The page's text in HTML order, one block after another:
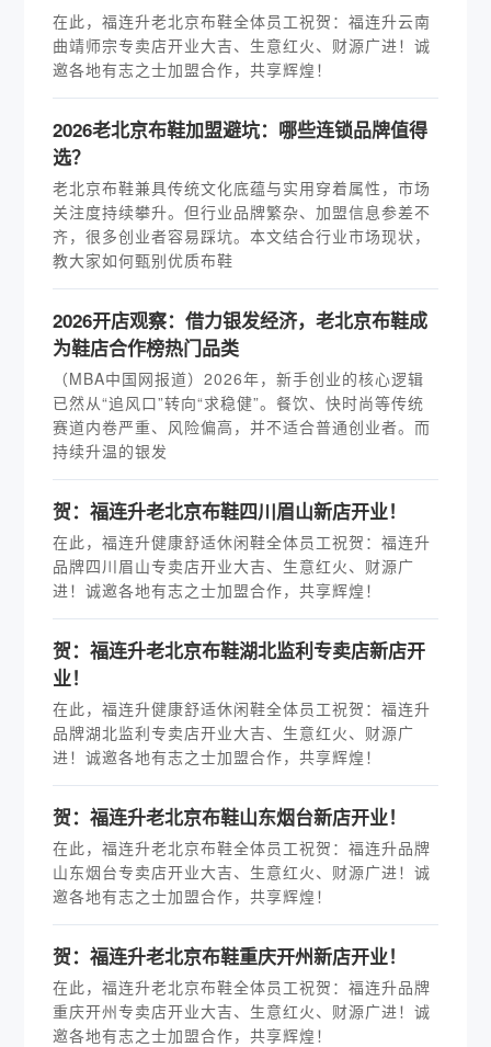
在此，福连升老北京布鞋全体员工祝贺：福连升云南
曲靖师宗专卖店开业大吉、生意红火、财源广进！诚
邀各地有志之士加盟合作，共享辉煌！
2026老北京布鞋加盟避坑：哪些连锁品牌值得
选？
老北京布鞋兼具传统文化底蕴与实用穿着属性，市场
关注度持续攀升。但行业品牌繁杂、加盟信息参差不
齐，很多创业者容易踩坑。本文结合行业市场现状，
教大家如何甄别优质布鞋
2026开店观察：借力银发经济，老北京布鞋成
为鞋店合作榜热门品类
（MBA中国网报道）2026年，新手创业的核心逻辑
已然从“追风口”转向“求稳健”。餐饮、快时尚等传统
赛道内卷严重、风险偏高，并不适合普通创业者。而
持续升温的银发
贺：福连升老北京布鞋四川眉山新店开业！
在此，福连升健康舒适休闲鞋全体员工祝贺：福连升
品牌四川眉山专卖店开业大吉、生意红火、财源广
进！诚邀各地有志之士加盟合作，共享辉煌！
贺：福连升老北京布鞋湖北监利专卖店新店开
业！
在此，福连升健康舒适休闲鞋全体员工祝贺：福连升
品牌湖北监利专卖店开业大吉、生意红火、财源广
进！诚邀各地有志之士加盟合作，共享辉煌！
贺：福连升老北京布鞋山东烟台新店开业！
在此，福连升老北京布鞋全体员工祝贺：福连升品牌
山东烟台专卖店开业大吉、生意红火、财源广进！诚
邀各地有志之士加盟合作，共享辉煌！
贺：福连升老北京布鞋重庆开州新店开业！
在此，福连升老北京布鞋全体员工祝贺：福连升品牌
重庆开州专卖店开业大吉、生意红火、财源广进！诚
邀各地有志之士加盟合作，共享辉煌！